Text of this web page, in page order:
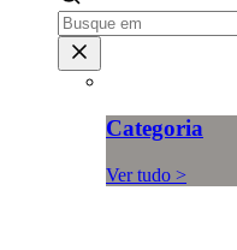
Categoria
Ver tudo >